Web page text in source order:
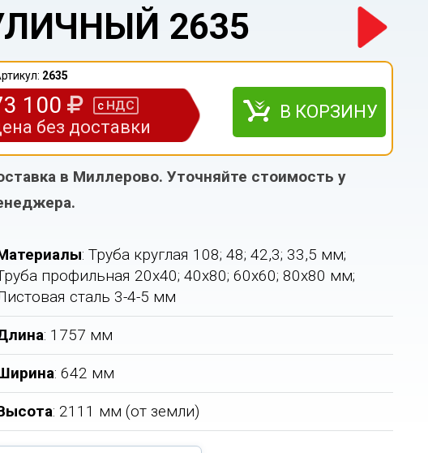
2635
2635
100 с НДС
без доставки
В КОРЗИНУ
в Миллерово. Уточняйте стоимость у
: Труба круглая 108; 48; 42,3; 33,5 мм;
профильная 20х40; 40х80; 60х60; 80х80 мм;
сталь 3-4-5 мм
: 1757 мм
: 642 мм
: 2111 мм (от земли)